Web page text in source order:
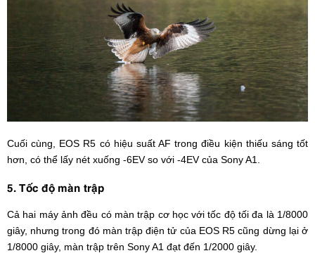
Cuối cùng, EOS R5 có hiệu suất AF trong điều kiện thiếu sáng tốt
hơn, có thể lấy nét xuống -6EV so với -4EV của Sony A1.
5. Tốc độ màn trập
Cả hai máy ảnh đều có màn trập cơ học với tốc độ tối đa là 1/8000
giây, nhưng trong đó màn trập điện tử của EOS R5 cũng dừng lại ở
1/8000 giây, màn trập trên Sony A1 đạt đến 1/2000 giây.